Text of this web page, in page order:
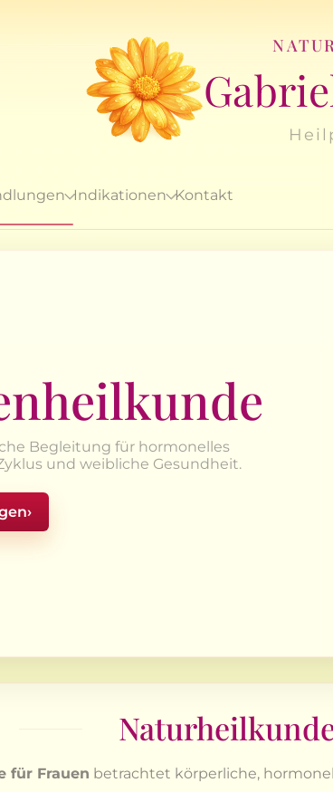
Indikationen Kontakt
Begleitung für hormonelles
und weibliche Gesundheit.
›
für Frauen betrachtet körperliche,